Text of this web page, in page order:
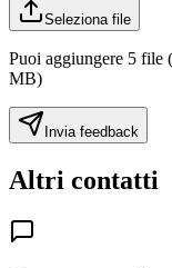
Seleziona file
Puoi aggiungere 5 file
MB)
Invia feedback
Altri contatti